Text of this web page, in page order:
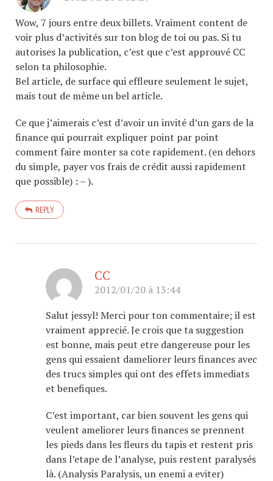
Wow, 7 jours entre deux billets. Vraiment content de
voir plus d’activités sur ton blog de toi ou pas. Si tu
autorises la publication, c’est que c’est approuvé CC
selon ta philosophie.
Bel article, de surface qui effleure seulement le sujet,
mais tout de même un bel article.
Ce que j’aimerais c’est d’avoir un invité d’un gars de la
finance qui pourrait expliquer point par point
comment faire monter sa cote rapidement. (en dehors
du simple, payer vos frais de crédit aussi rapidement
que possible) : – ).
REPLY
CC
2012/01/20 à 13:44
Salut jessyl! Merci pour ton commentaire; il est
vraiment apprecié. Je crois que ta suggestion
est bonne, mais peut etre dangereuse pour les
gens qui essaient dameliorer leurs finances avec
des trucs simples qui ont des effets immediats
et benefiques.
C’est important, car bien souvent les gens qui
veulent ameliorer leurs finances se prennent
les pieds dans les fleurs du tapis et restent pris
dans l’etape de l’analyse, puis restent paralysés
là. (Analysis Paralysis, un enemi a eviter)